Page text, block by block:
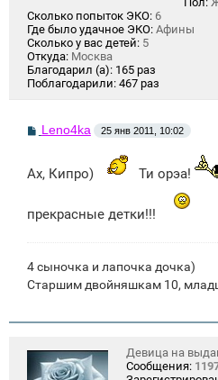
Сколько попыток ЭКО: 6
Где было удачное ЭКО: Афины
Сколько у вас детей: 5
Откуда: Москва
Благодарил (а): 165 раз
Поблагодарили: 467 раз
С
о
щ
и
Leno4ka 25 янв 2011, 10:02
Ах, Кипро) Ти орэа!
прекрасные детки!!!
4 сыночка и лапочка дочка)
Старшим двойняшкам 10,
Девица на
Сообщения: